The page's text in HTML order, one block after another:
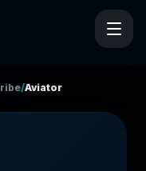
/Aviator